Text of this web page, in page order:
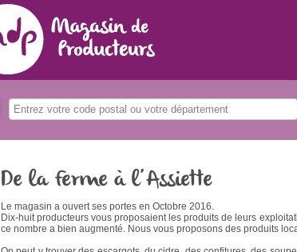
De la Ferme à l’Assiette
Le magasin a ouvert ses portes en Octobre 2016.
Dix-huit producteurs vous proposaient les produits de leurs
ce nombre a bien augmenté. Nous vous proposons des produits